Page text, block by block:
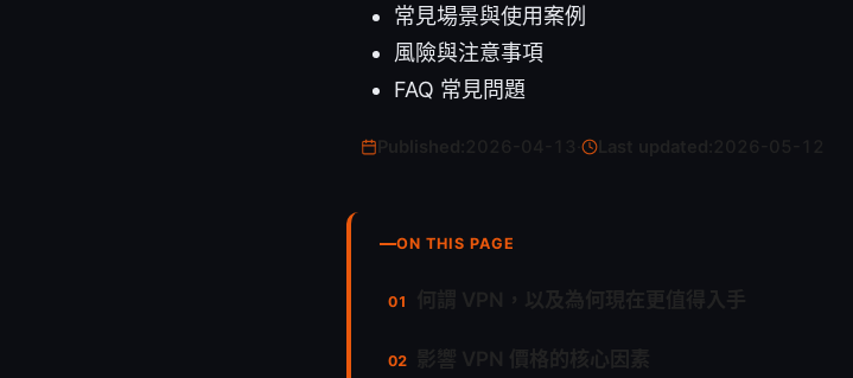
常見場景與使用案例
風險與注意事項
FAQ 常見問題
Last updated:
ON THIS PAGE